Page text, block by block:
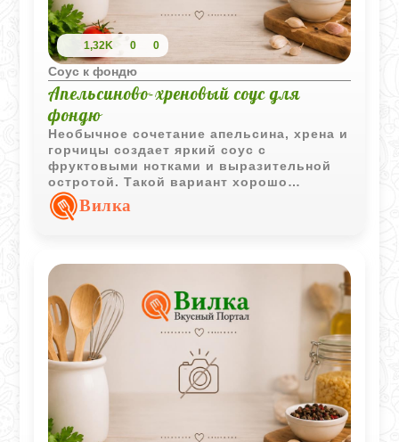
1,32K 0 0
Соус к фондю
Апельсиново-хреновый соус для
фондю
Необычное сочетание апельсина, хрена и
горчицы создает яркий соус с
фруктовыми нотками и выразительной
остротой. Такой вариант хорошо
подходит к мясному фондю и помогает
разнообразить привычные вкусовые
Вилка